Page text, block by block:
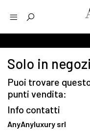
Solo in
Puoi trovare
punti vendita:
Info contatti
AnyAnyluxury srl